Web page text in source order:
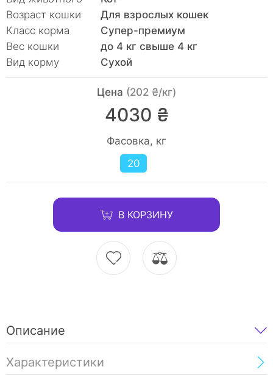
Возраст кошки
Для взрослых кошек
Класс корма
Супер-премиум
Вес кошки
до 4 кг свыше 4 кг
Вид корму
Сухой
Цена (202 ₴/кг)
4030 ₴
Фасовка, кг
20
В КОРЗИНУ
Описание
Характеристики